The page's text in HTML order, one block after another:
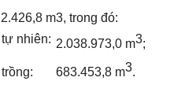
m3, trong đó:
nhiên: 2.038.973,0 m3;
683.453,8 m3.